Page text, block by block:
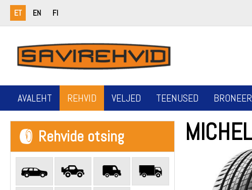
ET EN FI
AVALEHT REHVID VELJED TEENUSED
Rehvide otsing